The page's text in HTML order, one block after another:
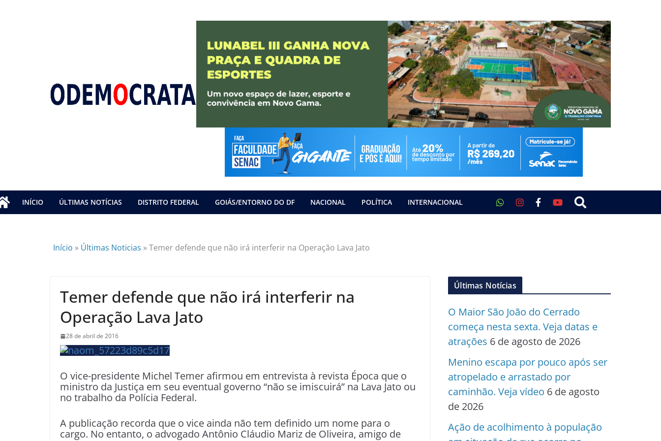
INÍCIO ÚLTIMAS NOTÍCIAS DISTRITO FEDERAL GOIÁS/ENTORNO DO DF NACIONAL POLÍTICA INTERNACIONAL
Início » Últimas Noticias »Temer defende que não irá interferir na Operação Lava Jato
Temer defende que não irá interferir na
Operação Lava Jato
28 de abril de 2016
O vice-presidente Michel Temer afirmou em entrevista à revista Época que o
ministro da Justiça em seu eventual governo “não se imiscuirá” na Lava Jato ou
no trabalho da Polícia Federal.
A publicação recorda que o vice ainda não tem definido um nome para o
cargo. No entanto, o advogado Antônio Cláudio Mariz de Oliveira, amigo de
Últimas Notícias
O Maior São João do Cerrado
começa nesta sexta. Veja datas e
atrações 6 de agosto de 2026
Menino escapa por pouco após ser
atropelado e arrastado por
caminhão. Veja vídeo 6 de agosto
de 2026
Ação de acolhimento à população